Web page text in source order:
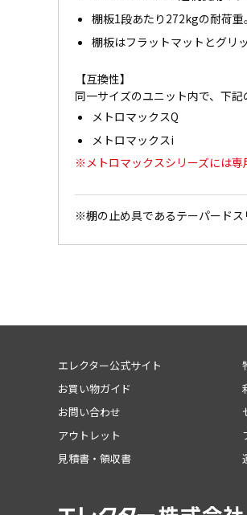
棚板1段あたり272kgの耐荷重。
棚板はフラットマットとグリ
【互換性】
同一サイズのユニット内で、下記
メトロマックスQ
メトロマックスi
※メトロマックスシリーズには専
※棚の止め具であるテーパードス
エレクター公式サイト
お買い物ガイド
お問い合わせ
アウトレット
見積書・領収書